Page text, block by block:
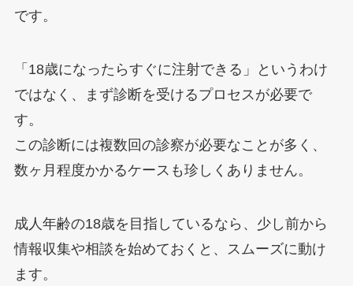
です。
「18歳になったらすぐに注射できる」というわけ
ではなく、まず診断を受けるプロセスが必要で
す。
この診断には複数回の診察が必要なことが多く、
数ヶ月程度かかるケースも珍しくありません。
成人年齢の18歳を目指しているなら、少し前から
情報収集や相談を始めておくと、スムーズに動け
ます。